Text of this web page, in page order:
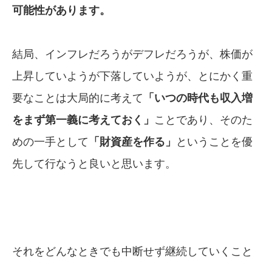
可能性があります。
結局、インフレだろうがデフレだろうが、株価が
上昇していようが下落していようが、とにかく重
要なことは大局的に考えて 「いつの時代も収入増
をまず第一義に考えておく」 ことであり、そのた
めの一手として 「財資産を作る」
ということを優
先して行なうと良いと思います。
それをどんなときでも中断せず継続していくこと